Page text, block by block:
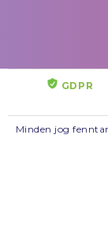
GDPR
Minden jog